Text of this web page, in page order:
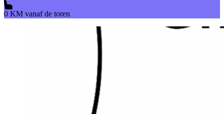
0 KM vanaf de toren